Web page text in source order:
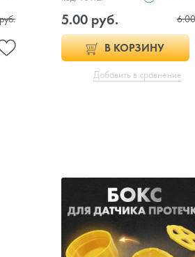
5.00 руб.
В КОРЗИНУ
Добавить в сравнение